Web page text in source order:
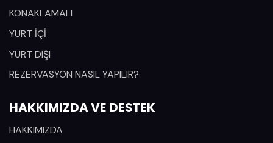
KONAKLAMALI
YURT İÇİ
YURT DIŞI
REZERVASYON NASIL YAPILIR?
HAKKIMIZDA VE DESTEK
HAKKIMIZDA